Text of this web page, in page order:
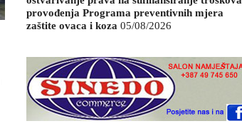
provođenja Programa preventivnih mjera
zaštite ovaca i koza 05/08/2026